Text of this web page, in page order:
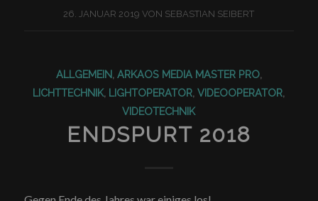
26. JANUAR 2019 VON SEBASTIAN SEIBERT
ALLGEMEIN, ARKAOS MEDIA MASTER PRO,
LICHTTECHNIK, LIGHTOPERATOR,VIDEOOPERATOR,
VIDEOTECHNIK
ENDSPURT 2018